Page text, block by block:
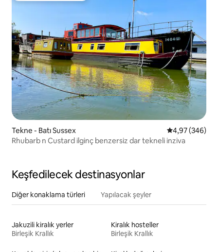
Tekne - Batı Sussex 5 üzerinden
4,97 (346)
Rhubarb n Custard ilginç benzersiz dar tekneli inziva
Keşfedilecek destinasyonlar
Diğer konaklama türleri Yapılacak şeyler
Jakuzili kiralık yerler
Birleşik Krallık
Kiralık hosteller
Birleşik Krallık